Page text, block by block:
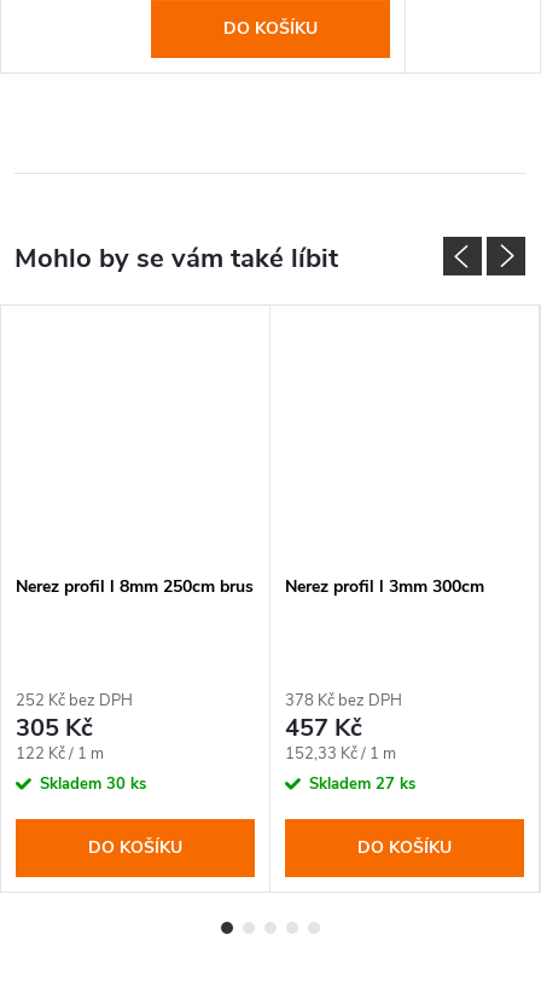
DO KOŠÍKU
Nerez profil l 8mm 250cm brus
252 Kč bez DPH
305 Kč
Měrná
cena:
122 Kč / 1 m
Skladem 30 ks
DO KOŠÍKU
Nerez profil l 3mm 300cm
378 Kč bez DPH
457 Kč
Měrná
cena:
152,33 Kč / 1 m
Skladem 27 ks
DO KOŠÍKU